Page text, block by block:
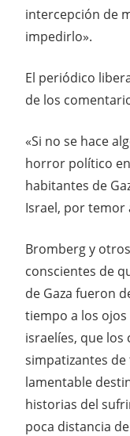
intercepción de
impedirlo».
El periódico
de los
«Si no se hace
horror político
habitantes de
Israel, por temor
Bromberg y
conscientes de
de Gaza fueron
tiempo a los
israelíes, que
simpatizantes
lamentable
historias del
poca distancia